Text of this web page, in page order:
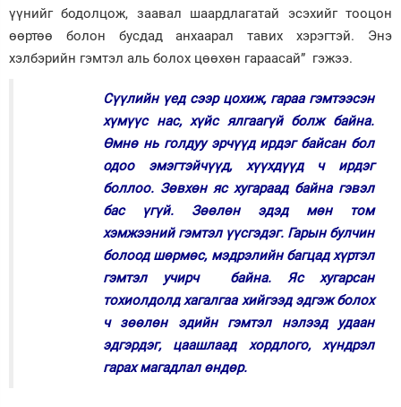
үүнийг бодолцож, заавал шаардлагатай эсэхийг тооцон
өөртөө болон бусдад анхаарал тавих хэрэгтэй. Энэ
хэлбэрийн гэмтэл аль болох цөөхөн гараасай” гэжээ.
Сүүлийн үед сээр цохиж, гараа гэмтээсэн
хүмүүс нас, хүйс ялгаагүй болж байна.
Өмнө нь голдуу эрчүүд ирдэг байсан бол
одоо эмэгтэйчүүд, хүүхдүүд ч ирдэг
боллоо. Зөвхөн яс хугараад байна гэвэл
бас үгүй. Зөөлөн эдэд мөн том
хэмжээний гэмтэл үүсгэдэг. Гарын булчин
болоод шөрмөс, мэдрэлийн багцад хүртэл
гэмтэл учирч байна. Яс хугарсан
тохиолдолд хагалгаа хийгээд эдгэж болох
ч зөөлөн эдийн гэмтэл нэлээд удаан
эдгэрдэг, цаашлаад хордлого, хүндрэл
гарах магадлал өндөр.